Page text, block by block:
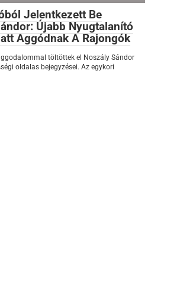
Jelentkezett Be
Újabb Nyugtalanító
Aggódnak A Rajongók
töltöttek el Noszály Sándor
oldalas bejegyzései. Az egykori